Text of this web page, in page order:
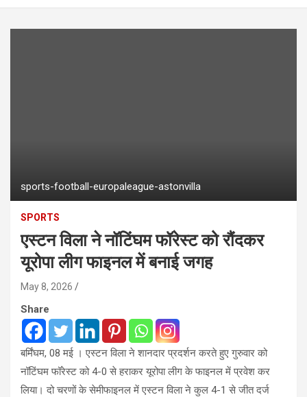
sports-football-europaleague-astonvilla
SPORTS
एस्टन विला ने नॉटिंघम फॉरेस्ट को रौंदकर
यूरोपा लीग फाइनल में बनाई जगह
May 8, 2026
Share
बर्मिंघम, 08 मई । एस्टन विला ने शानदार प्रदर्शन करते हुए गुरुवार को
नॉटिंघम फॉरेस्ट को 4-0 से हराकर यूरोपा लीग के फाइनल में प्रवेश कर
लिया। दो चरणों के सेमीफाइनल में एस्टन विला ने कुल 4-1 से जीत दर्ज